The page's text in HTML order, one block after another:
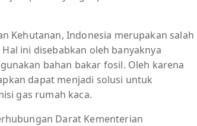
Kehutanan, Indonesia merupakan salah
ini disebabkan oleh banyaknya
bahan bakar fosil. Oleh karena
dapat menjadi solusi untuk
gas rumah kaca.
Darat Kementerian